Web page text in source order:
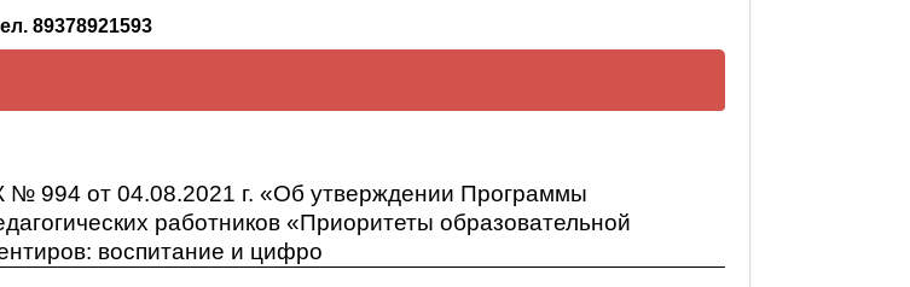
89378921593
воспитание и цифровая трансформация»
педагогических работников «Приоритеты образовательной
воспитание и цифровая трансформация»
№ 994 от 04.08.2021 г. «Об утверждении Программы
работников «Приоритеты образовательной
воспитание и цифро